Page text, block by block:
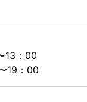
13：00
19：00